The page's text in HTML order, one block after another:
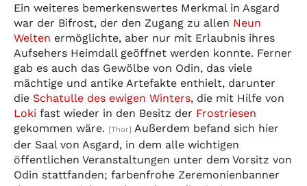
Ein weiteres bemerkenswertes Merkmal in Asgard
war der Bifrost, der den Zugang zu allen Neun
Welten ermöglichte, aber nur mit Erlaubnis ihres
Aufsehers Heimdall geöffnet werden konnte. Ferner
gab es auch das Gewölbe von Odin, das viele
mächtige und antike Artefakte enthielt, darunter
die Schatulle des ewigen Winters, die mit Hilfe von
Loki fast wieder in den Besitz der Frostriesen
gekommen wäre. [Thor] Außerdem befand sich hier
der Saal von Asgard, in dem alle wichtigen
öffentlichen Veranstaltungen unter dem Vorsitz von
Odin stattfanden; farbenfrohe Zeremonienbanner